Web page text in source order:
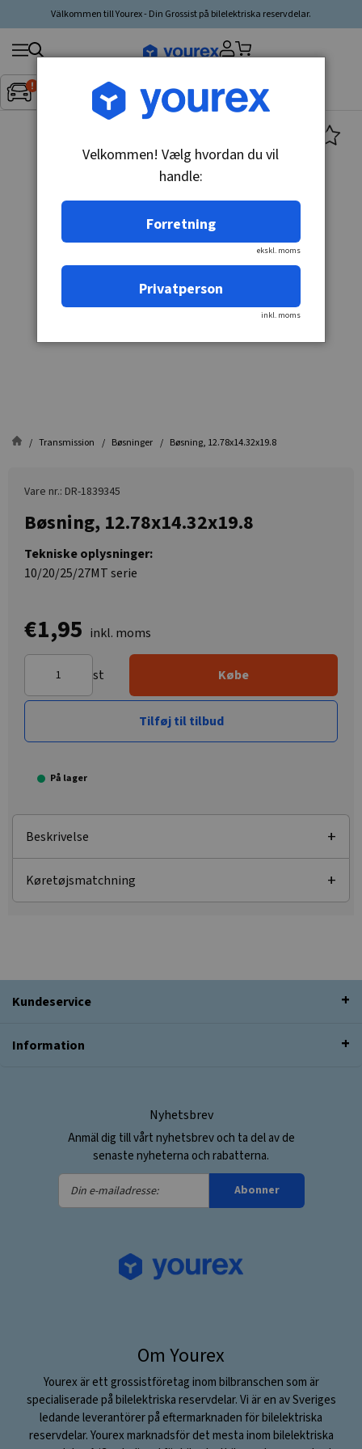
Välkommen till Yourex - Din Grossist på bilelektriska reservdelar.
Inget fordon valt▼
Søg
produkt,
producent,
Transmission Bøsninger Bøsning, 12.78x14.32x19.8
Vare nr.: DR-1839345
Bøsning, 12.78x14.32x19.8
Tekniske oplysninger:
10/20/25/27MT serie
€1,95 inkl. moms
st Købe
Tilføj til tilbud
På lager
Beskrivelse
Køretøjsmatchning
Kundeservice
Information
Nyhetsbrev
Anmäl dig till vårt nyhetsbrev och ta del av de
senaste nyheterna och rabatterna.
Din
e-
Abonner
Om Yourex
Yourex är ett grossistföretag inom bilbranschen som är
specialiserade på bilelektriska reservdelar. Vi är en av Sveriges
ledande leverantörer på eftermarknaden för bilelektriska
reservdelar. Yourex marknadsför det mesta inom bilelektriska
Velkommen! Vælg hvordan du vil
handle:
Forretning
ekskl. moms
Privatperson
inkl. moms